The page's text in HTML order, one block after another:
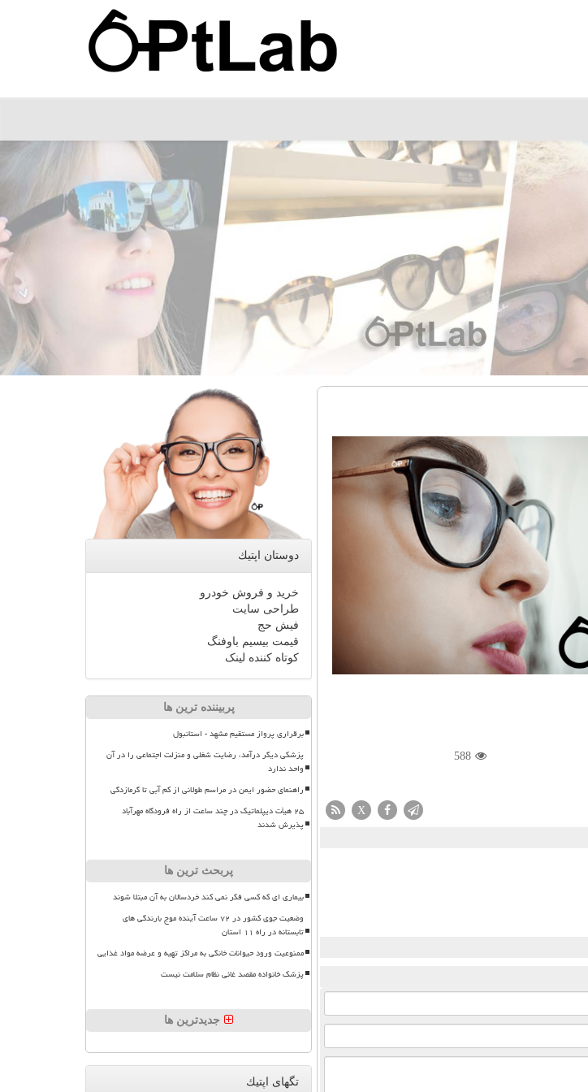
588
X
دوستان اپتیك
خرید و فروش خودرو
طراحی سایت
فیش حج
قیمت بیسیم باوفنگ
کوتاه کننده لینک
پربیننده ترین ها
برقراری پرواز مستقیم مشهد - استانبول
پزشکی دیگر درآمد، رضایت شغلی و منزلت اجتماعی را در آن
واحد ندارد
راهنمای حضور ایمن در مراسم طولانی از کم آبی تا گرمازدگی
۲۵ هیأت دیپلماتیک در چند ساعت از راه فرودگاه مهرآباد
پذیرش شدند
پربحث ترین ها
بیماری ای که کسی فکر نمی کند خردسالان به آن مبتلا شوند
وضعیت جوی کشور در ۷۲ ساعت آینده موج بارندگی های
تابستانه در راه ۱۱ استان
ممنوعیت ورود حیوانات خانگی به مراکز تهیه و عرضه مواد غذایی
پزشک خانواده مقصد غائی نظام سلامت نیست
جدیدترین ها
تگهای اپتیك